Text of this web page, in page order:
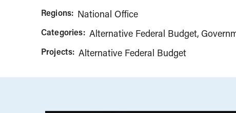
Regions: National Office
Categories: Alternative Federal Budget
Projects: Alternative Federal Budget